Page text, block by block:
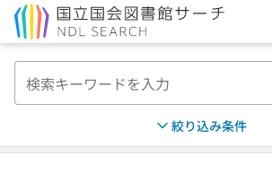
絞り込み条件